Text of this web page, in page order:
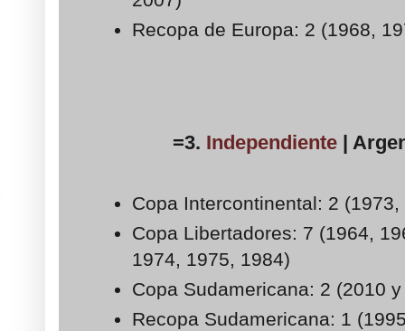
Recopa de Europa: 2 (1968,
=3. Independiente |
Copa Intercontinental: 2 (1973,
Copa Libertadores: 7 (1964,
1974, 1975, 1984)
Copa Sudamericana: 2 (2010
Recopa Sudamericana: 1